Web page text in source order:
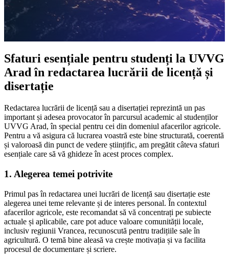
Sfaturi esențiale pentru studenți la UVVG
Arad în redactarea lucrării de licență și
disertație
Redactarea lucrării de licență sau a disertației reprezintă un pas
important și adesea provocator în parcursul academic al studenților
UVVG Arad, în special pentru cei din domeniul afacerilor agricole.
Pentru a vă asigura că lucrarea voastră este bine structurată, coerentă
și valoroasă din punct de vedere științific, am pregătit câteva sfaturi
esențiale care să vă ghideze în acest proces complex.
1. Alegerea temei potrivite
Primul pas în redactarea unei lucrări de licență sau disertație este
alegerea unei teme relevante și de interes personal. În contextul
afacerilor agricole, este recomandat să vă concentrați pe subiecte
actuale și aplicabile, care pot aduce valoare comunității locale,
inclusiv regiunii Vrancea, recunoscută pentru tradițiile sale în
agricultură. O temă bine aleasă va crește motivația și va facilita
procesul de documentare și scriere.